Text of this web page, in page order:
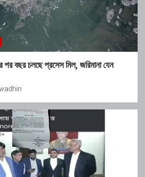
বছর চলছে প্রসেস মিল, জরিমানা যেন